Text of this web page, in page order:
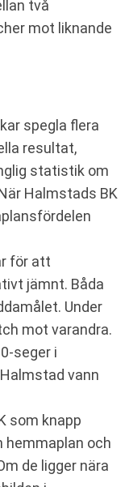
två
mot liknande
spegla flera
resultat,
statistik om
Halmstads BK
för att
jämnt. Båda
Under
mot varandra.
seger i
vann
som knapp
och
de ligger nära